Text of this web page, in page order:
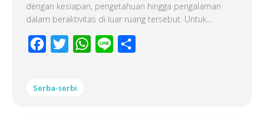
dengan kesiapan, pengetahuan hingga pengalaman
dalam beraktivitas di luar ruang tersebut. Untuk...
Facebook
Twitter WhatsApp
Line
Serba-serbi